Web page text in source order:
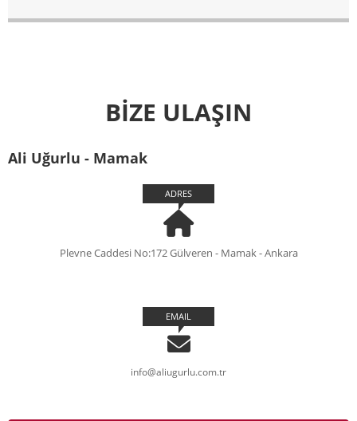
BİZE ULAŞIN
Ali Uğurlu - Mamak
ADRES
Plevne Caddesi No:172 Gülveren - Mamak - Ankara
EMAIL
info@aliugurlu.com.tr